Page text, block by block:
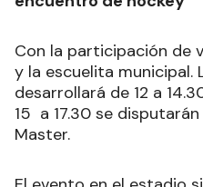
Con la participación de
y la escuelita municipal.
desarrollará de 12 a
15 a 17.30 se
Master.